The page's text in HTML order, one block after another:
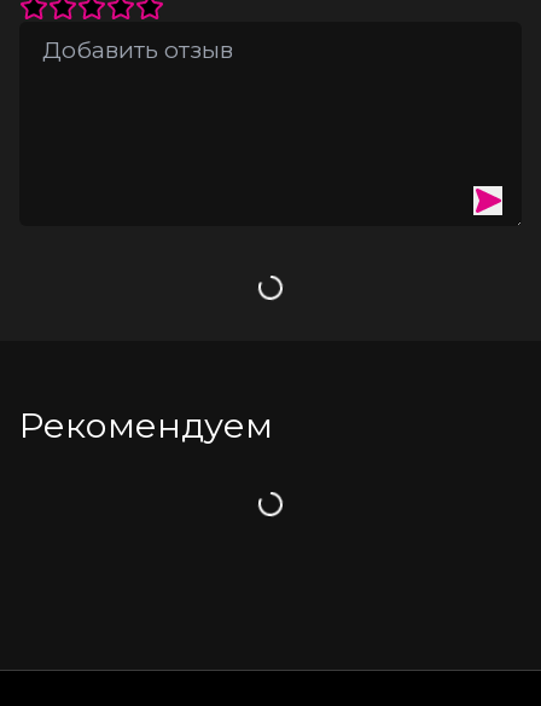
Загрузка
Рекомендуем
Загрузка